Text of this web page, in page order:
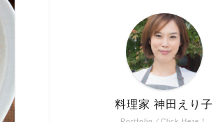
料理家 神田えり子